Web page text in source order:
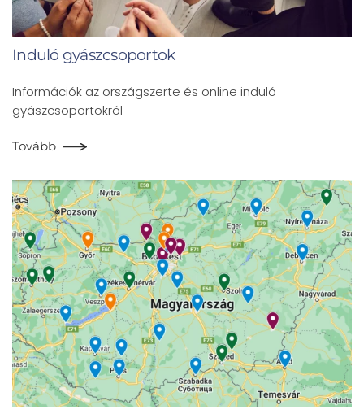
Induló gyászcsoportok
Információk az országszerte és online induló
gyászcsoportokról
Tovább